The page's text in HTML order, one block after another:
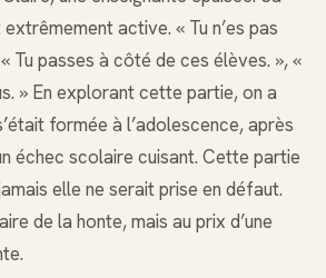
active. « Tu n’es pas
Tu passes à côté de ces élèves. », «
» En explorant cette partie, on a
formée à l’adolescence, après
échec scolaire cuisant. Cette partie
elle ne serait prise en défaut.
de la honte, mais au prix d’une